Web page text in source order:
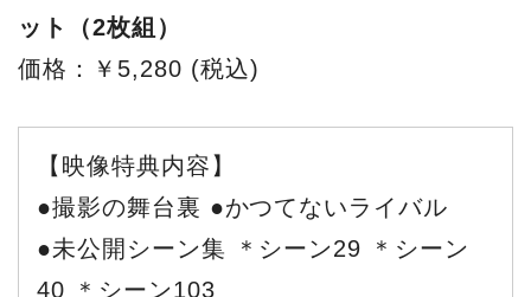
ット（2枚組）
価格：￥5,280 (税込)
【映像特典内容】
●撮影の舞台裏 ●かつてないライバル
●未公開シーン集 ＊シーン29 ＊シーン
40 ＊シーン103